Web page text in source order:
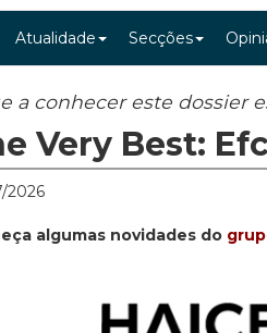
Atualidade Secções
a conhecer este dossier
Very Best:
2026
algumas novidades do